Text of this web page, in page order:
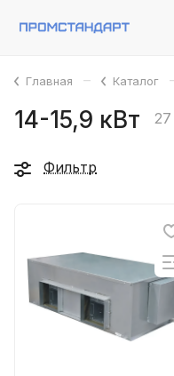
Главная – Каталог
14-15,9 кВт
Фильтр